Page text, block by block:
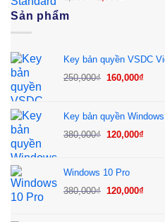
hạng
5.00
sao
1,000₫.
Sản phẩm
Key bản quyền VSDC
250,000₫ Giá
250,000₫.
160,000₫Giá
là:
Key bản quyền
380,000₫ Giá
380,000₫.
120,000₫Giá
Windows 10 Pro
380,000₫ Giá
120,000₫Giá